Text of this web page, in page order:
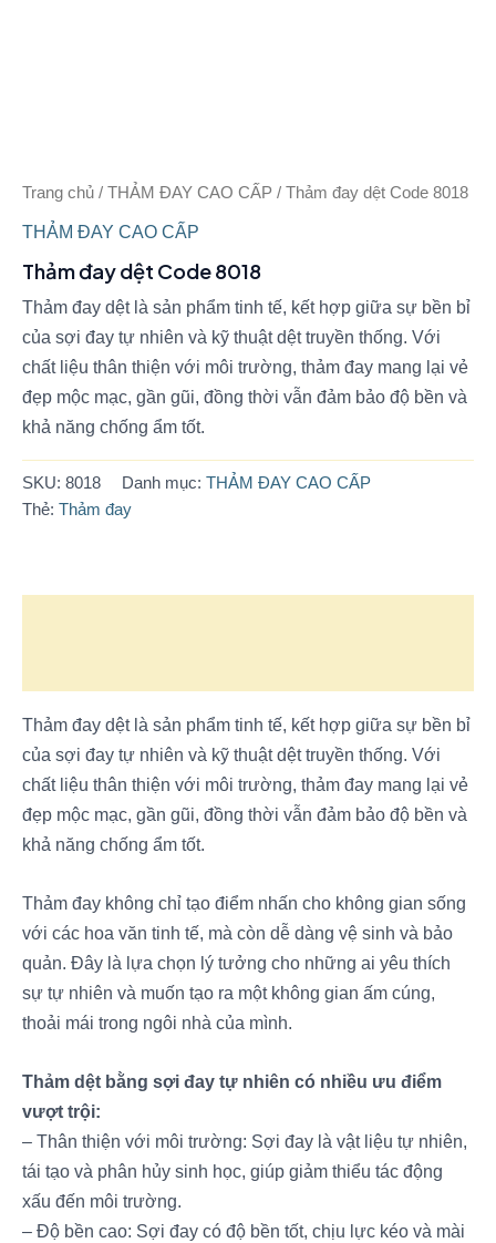
Trang chủ / THẢM ĐAY CAO CẤP / Thảm đay dệt Code 8018
THẢM ĐAY CAO CẤP
Thảm đay dệt Code 8018
Thảm đay dệt là sản phẩm tinh tế, kết hợp giữa sự bền bỉ
của sợi đay tự nhiên và kỹ thuật dệt truyền thống. Với
chất liệu thân thiện với môi trường, thảm đay mang lại vẻ
đẹp mộc mạc, gần gũi, đồng thời vẫn đảm bảo độ bền và
khả năng chống ẩm tốt.
SKU: 8018 Danh mục: THẢM ĐAY CAO CẤP
Thẻ: Thảm đay
Thảm đay dệt là sản phẩm tinh tế, kết hợp giữa sự bền bỉ
của sợi đay tự nhiên và kỹ thuật dệt truyền thống. Với
chất liệu thân thiện với môi trường, thảm đay mang lại vẻ
đẹp mộc mạc, gần gũi, đồng thời vẫn đảm bảo độ bền và
khả năng chống ẩm tốt.
Thảm đay không chỉ tạo điểm nhấn cho không gian sống
với các hoa văn tinh tế, mà còn dễ dàng vệ sinh và bảo
quản. Đây là lựa chọn lý tưởng cho những ai yêu thích
sự tự nhiên và muốn tạo ra một không gian ấm cúng,
thoải mái trong ngôi nhà của mình.
Thảm dệt bằng sợi đay tự nhiên có nhiều ưu điểm
vượt trội:
– Thân thiện với môi trường: Sợi đay là vật liệu tự nhiên,
tái tạo và phân hủy sinh học, giúp giảm thiểu tác động
xấu đến môi trường.
– Độ bền cao: Sợi đay có độ bền tốt, chịu lực kéo và mài